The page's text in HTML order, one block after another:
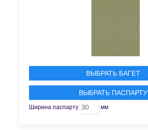
ВЫБРАТЬ БАГЕТ
ВЫБРАТЬ ПАСПАРТУ
Ширина паспарту мм